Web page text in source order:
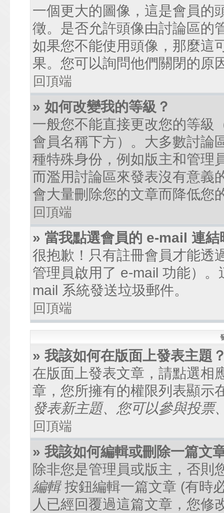
一個更大的圖像，這是會員的
徵。是否允許頭像由討論區的
如果您不能使用頭像，那麼這
果。您可以詢問他們關閉的原
回頂端
» 如何改變我的等級？
一般您不能直接更改您的等級
會員名稱下方）。大多數討論
種特殊身份，例如版主和管理
而濫用討論區來發表沒有意義
會大量刪除您的文章而降低您
回頂端
» 當我點選會員的 e-mail 連
很抱歉！只有註冊會員才能透
管理員啟用了 e-mail 功能）
mail 系統發送垃圾郵件。
回頂端
» 我該如何在版面上發表主題
在版面上發表文章，請點選相
章，您所擁有的權限列表顯示
發表新主題、您可以參與投票
回頂端
» 我該如何編輯或刪除一篇文
除非您是管理員或版主，否則
編輯按鈕編輯一篇文章 (有時
人已經回覆過這篇文章，您修